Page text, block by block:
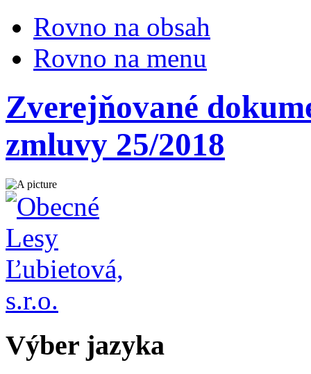
Rovno na obsah
Rovno na menu
Zverejňované
zmluvy 25/2018
Výber jazyka